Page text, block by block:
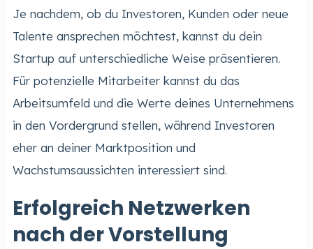
Je nachdem, ob du Investoren, Kunden oder neue
Talente ansprechen möchtest, kannst du dein
Startup auf unterschiedliche Weise präsentieren.
Für potenzielle Mitarbeiter kannst du das
Arbeitsumfeld und die Werte deines Unternehmens
in den Vordergrund stellen, während Investoren
eher an deiner Marktposition und
Wachstumsaussichten interessiert sind.
Erfolgreich Netzwerken
nach der Vorstellung